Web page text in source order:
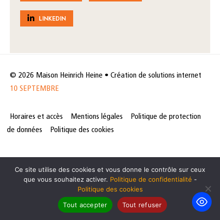
LINKEDIN
© 2026 Maison Heinrich Heine • Création de solutions internet
10 SEPTEMBRE
Horaires et accès Mentions légales
Politique de protection
de données
Politique des cookies
Ce site utilise des cookies et vous donne le contrôle sur ceux
que vous souhaitez activer. Politique de confidentialité -
Politique des cookies
Tout accepter
Tout refuser